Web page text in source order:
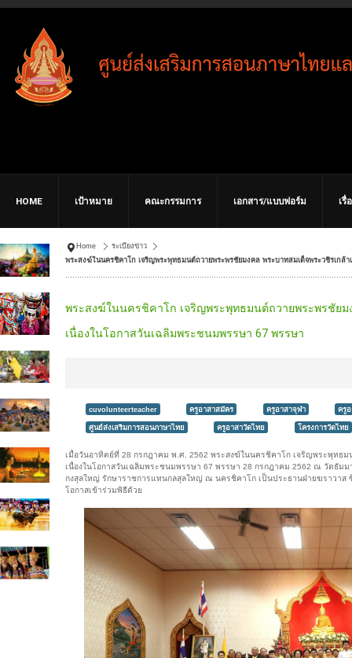
HOME เป้าหมาย คณะกรรมการ เอกสาร/แบบฟอร์ม เรื่
Home
ระเบียงข่าว
พระสงฆ์ในนครชิคาโก เจริญพระพุทธมนต์ถวายพระพรชัยมงคล พระบาทสมเด็จพระวชิรเกล้
พระสงฆ์ในนครชิคาโก เจริญพระพุทธมนต์ถวายพระพรชัยม
เนื่องในโอกาสวันเฉลิมพระชนมพรรษา 67 พรรษา
cuvolunteerteacher ครูอาสาสมัคร ครูอาสาจุฬา ครู
ศูนย์ส่งเสริมการสอนภาษาไทย ครูอาสาวัดไทย โครงการวัดไทย
เมื่อวันอาทิตย์ที่ 28 กรกฎาคม พ.ศ. 2562 พระสงฆ์ในนครชิคาโก เจริญพระพุทธ
เนื่องในโอกาสวันเฉลิมพระชนมพรรษา 67 พรรษา 28 กรกฎาคม 2562 ณ วัดธั
กงสุลใหญ่ รักษาราชการแทนกลสุลใหญ่ ณ นครชิคาโก เป็นประธานฝ่ายฆราวา
โอกาสเข้าร่วมพิธีด้วย